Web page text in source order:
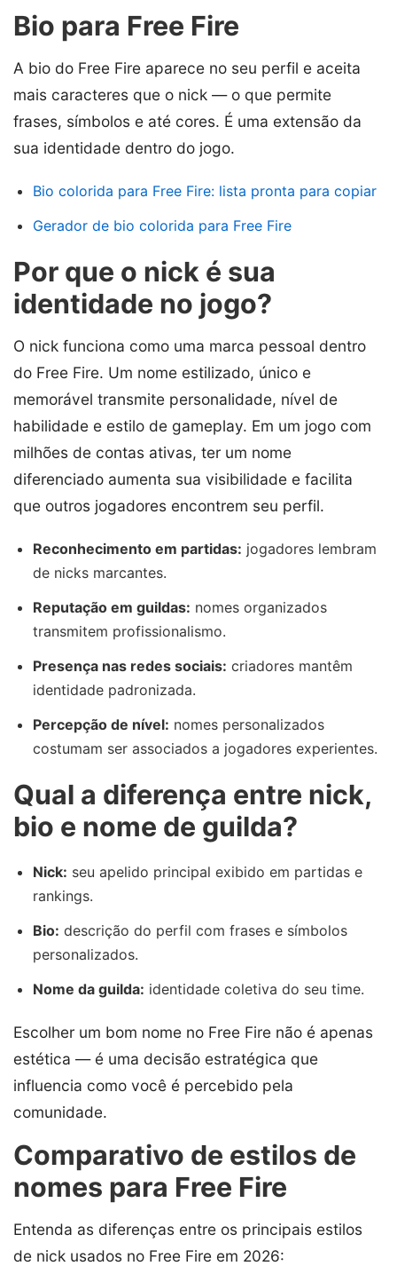
Bio para Free Fire
A bio do Free Fire aparece no seu perfil e aceita
mais caracteres que o nick — o que permite
frases, símbolos e até cores. É uma extensão da
sua identidade dentro do jogo.
Bio colorida para Free Fire: lista pronta para copiar
Gerador de bio colorida para Free Fire
Por que o nick é sua
identidade no jogo?
O nick funciona como uma marca pessoal dentro
do Free Fire. Um nome estilizado, único e
memorável transmite personalidade, nível de
habilidade e estilo de gameplay. Em um jogo com
milhões de contas ativas, ter um nome
diferenciado aumenta sua visibilidade e facilita
que outros jogadores encontrem seu perfil.
Reconhecimento em partidas: jogadores lembram
de nicks marcantes.
Reputação em guildas: nomes organizados
transmitem profissionalismo.
Presença nas redes sociais: criadores mantêm
identidade padronizada.
Percepção de nível: nomes personalizados
costumam ser associados a jogadores experientes.
Qual a diferença entre nick,
bio e nome de guilda?
Nick: seu apelido principal exibido em partidas e
rankings.
Bio: descrição do perfil com frases e símbolos
personalizados.
Nome da guilda: identidade coletiva do seu time.
Escolher um bom nome no Free Fire não é apenas
estética — é uma decisão estratégica que
influencia como você é percebido pela
comunidade.
Comparativo de estilos de
nomes para Free Fire
Entenda as diferenças entre os principais estilos
de nick usados no Free Fire em 2026: